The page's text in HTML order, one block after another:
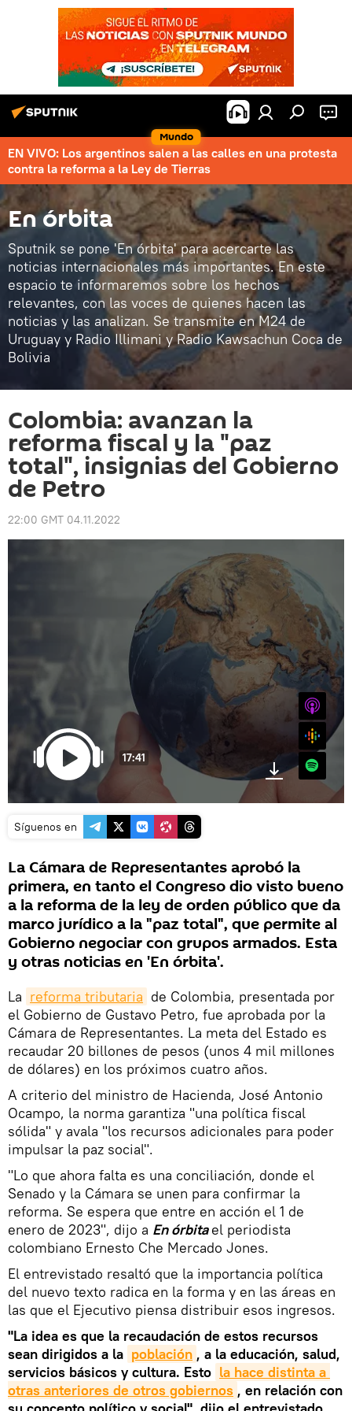
Mundo
EN VIVO: Los argentinos salen a las calles en una protesta
contra la reforma a la Ley de Tierras
En órbita
Sputnik se pone 'En órbita' para acercarte las
noticias internacionales más importantes. En este
espacio te informaremos sobre los hechos
relevantes, con las voces de quienes hacen las
noticias y las analizan. Se transmite en M24 de
Uruguay y Radio Illimani y Radio Kawsachun Coca de
Bolivia
Colombia: avanzan la
reforma fiscal y la "paz
total", insignias del Gobierno
de Petro
22:00 GMT 04.11.2022
17:41
iTunes
Spotify
Síguenos en
La Cámara de Representantes aprobó la
primera, en tanto el Congreso dio visto bueno
a la reforma de la ley de orden público que da
marco jurídico a la "paz total", que permite al
Gobierno negociar con grupos armados. Esta
y otras noticias en 'En órbita'.
La reforma tributaria de Colombia, presentada por
el Gobierno de Gustavo Petro, fue aprobada por la
Cámara de Representantes. La meta del Estado es
recaudar 20 billones de pesos (unos 4 mil millones
de dólares) en los próximos cuatro años.
A criterio del ministro de Hacienda, José Antonio
Ocampo, la norma garantiza "una política fiscal
sólida" y avala "los recursos adicionales para poder
impulsar la paz social".
"Lo que ahora falta es una conciliación, donde el
Senado y la Cámara se unen para confirmar la
reforma. Se espera que entre en acción el 1 de
enero de 2023", dijo a En órbitael periodista
colombiano Ernesto Che Mercado Jones.
El entrevistado resaltó que la importancia política
del nuevo texto radica en la forma y en las áreas en
las que el Ejecutivo piensa distribuir esos ingresos.
"La idea es que la recaudación de estos recursos
sean dirigidos a la población , a la educación, salud,
servicios básicos y cultura. Esto la hace distinta a
otras anteriores de otros gobiernos , en relación con